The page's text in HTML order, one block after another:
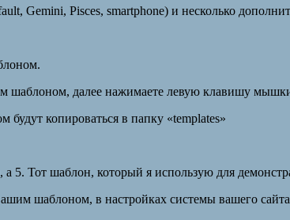
Gemini, Pisces, smartphone) и несколько
шаблоном, далее нажимаете левую клавишу
копироваться в папку «templates»
5. Тот шаблон, который я использую для
шаблоном, в настройках системы вашего